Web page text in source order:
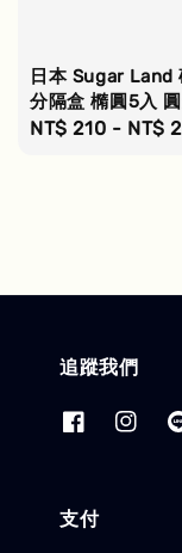
日本 Sugar Land
分隔盒 橢圓5入
Regular
NT$ 210 - NT$
追蹤我們
支付